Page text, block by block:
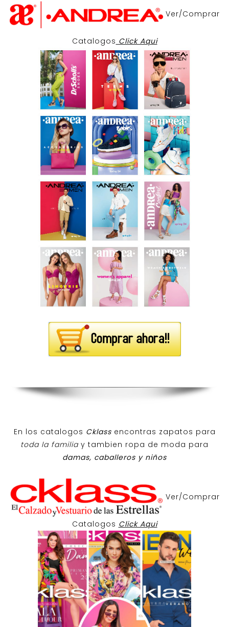
Ver/Comprar
Catalogos Click Aqui
En los catalogos Cklass encontras zapatos para
toda la familiay tambien ropa de moda para
damas, caballeros y niños
Ver/Comprar
Catalogos Click Aqui